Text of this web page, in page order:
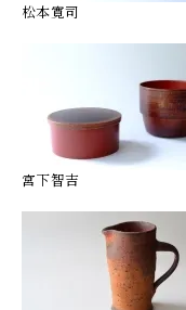
松本寛司
宮下智吉